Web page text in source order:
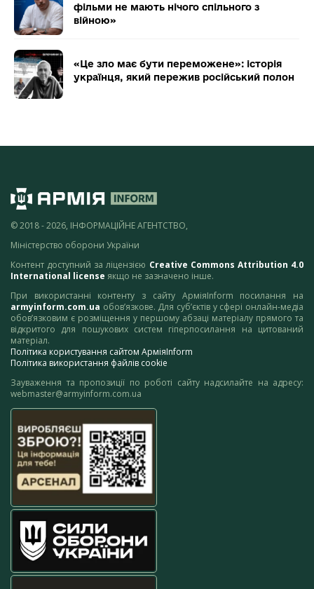
фільми не мають нічого спільного з
війною»
«Це зло має бути переможене»: історія
українця, який пережив російський полон
© 2018 - 2026, ІНФОРМАЦІЙНЕ АГЕНТСТВО,
Міністерство оборони України
Контент доступний за ліцензією Creative Commons Attribution 4.0
International license якщо не зазначено інше.
При використанні контенту з сайту АрміяInform посилання на
armyinform.com.ua обов’язкове. Для суб’єктів у сфері онлайн-медіа
обов’язковим є розміщення у першому абзаці матеріалу прямого та
відкритого для пошукових систем гіперпосилання на цитований
матеріал.
Політика користування сайтом АрміяInform
Політика використання файлів cookie
Зауваження та пропозиції по роботі сайту надсилайте на адресу:
webmaster@armyinform.com.ua